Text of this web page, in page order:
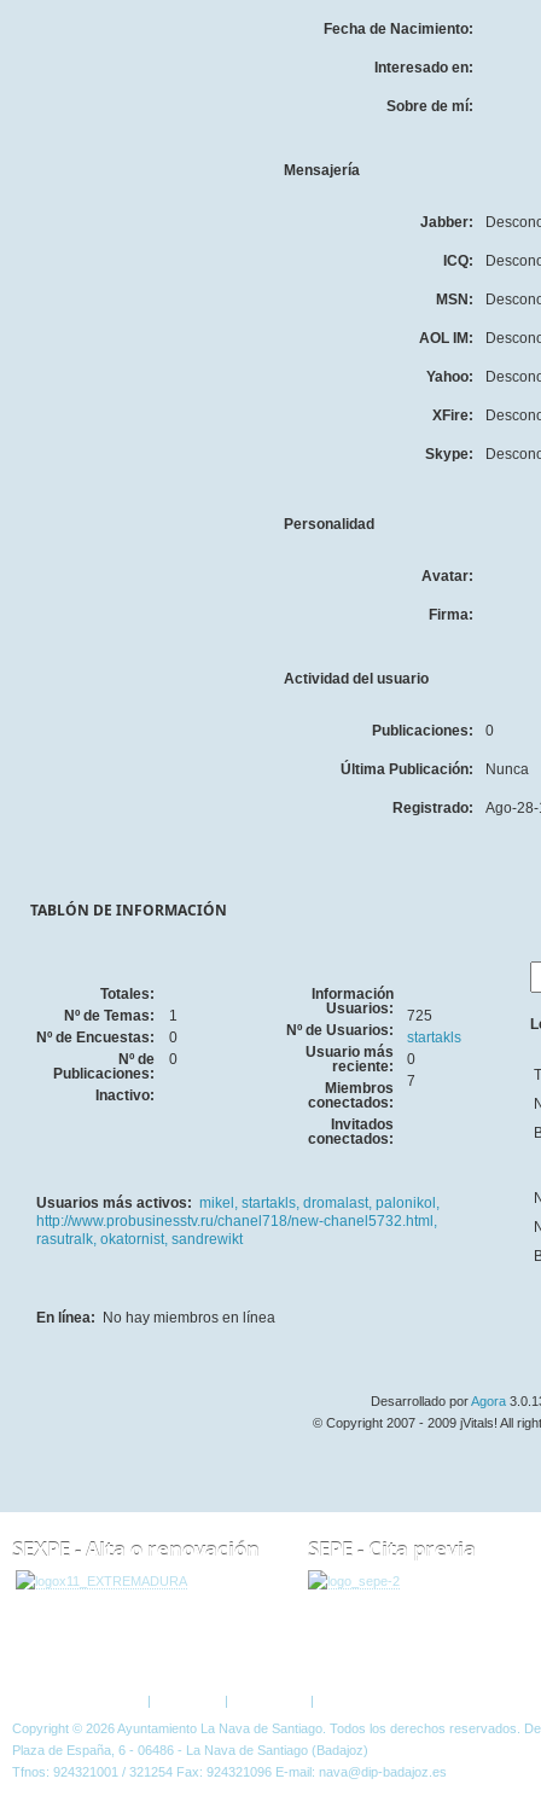
Fecha de Nacimiento:
Interesado en:
Sobre de mí:
Mensajería
Jabber:
ICQ:
MSN:
AOL IM:
Yahoo:
XFire:
Skype:
Personalidad
Avatar:
Firma:
Actividad del usuario
Publicaciones: 0
Última Publicación: Nunca
Registrado: Ago-
TABLÓN DE INFORMACIÓN
Totales:
Nº de Temas:
1
Nº de Encuestas:
0
Nº de
Publicaciones:
0
Inactivo:
Información
Usuarios:
Nº de Usuarios:
725
Usuario más
reciente:
startakls
Miembros
conectados:
0
Invitados
conectados:
7
Usuarios más activos: mikel, startakls, dromalast, palonikol,
http://www.probusinesstv.ru/chanel718/new-chanel5732.html,
rasutralk, okatornist, sandrewikt
En línea: No hay miembros en línea
Desarrollado porAgora
© Copyright 2007 - 2009 jVitals! All
SEXPE - Alta o renovación SEPE - Cita previa
| | |
Copyright © 2026 Ayuntamiento La Nava de Santiago. Todos los derechos reservados.
Plaza de España, 6 - 06486 - La Nava de Santiago (Badajoz)
Tfnos: 924321001 / 321254 Fax: 924321096 E-mail: nava@dip-badajoz.es